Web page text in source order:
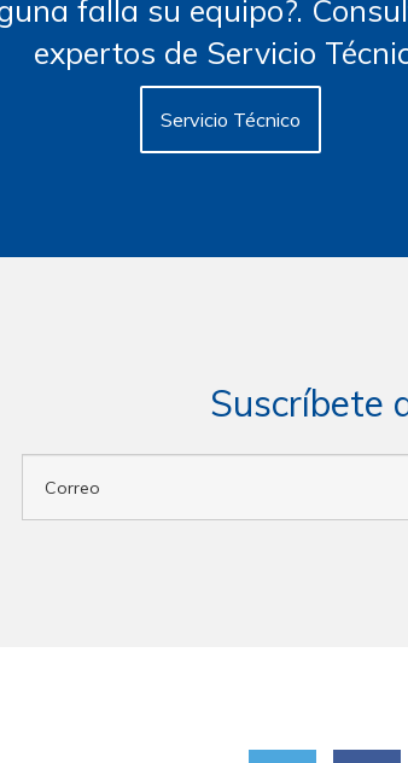
falla su equipo?.
expertos de Servicio
Servicio Técnico
Suscríbete